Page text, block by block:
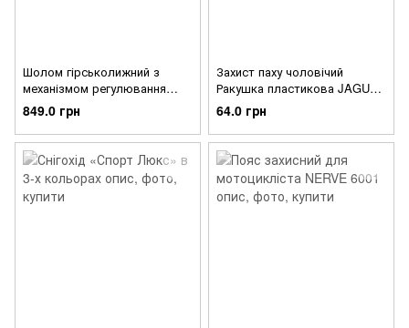
Шолом гірськолижний з
механізмом регулювання
MOON MS-2947-S
849.0 грн
Захист паху чоловічий
Ракушка пластикова JAGUAR
CUP004
64.0 грн